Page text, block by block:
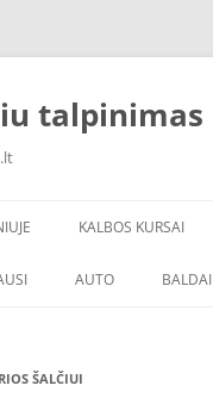
talpinimas
KALBOS KURSAI
AUTO BALDAI
ŠALČIUI